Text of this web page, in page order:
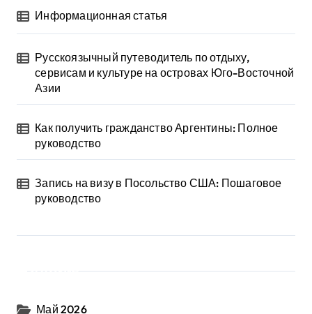
Информационная статья
Русскоязычный путеводитель по отдыху,
сервисам и культуре на островах Юго-Восточной
Азии
Как получить гражданство Аргентины: Полное
руководство
Запись на визу в Посольство США: Пошаговое
руководство
Май 2026